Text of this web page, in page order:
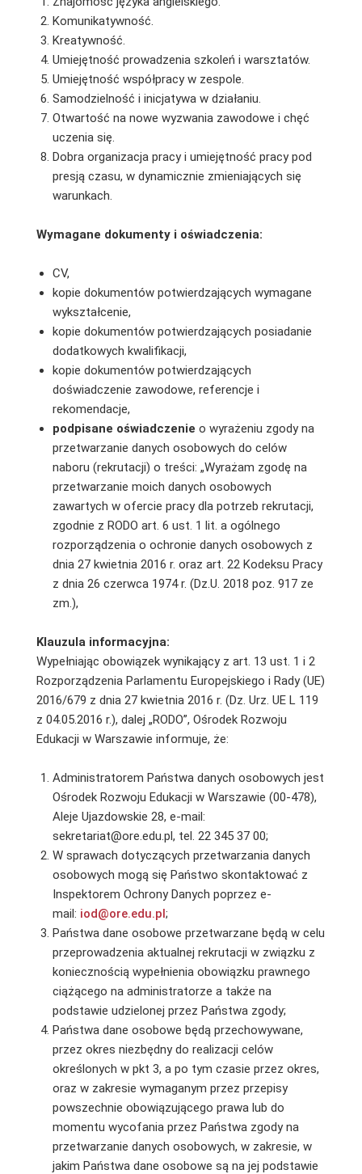
Komunikatywność.
Kreatywność.
Umiejętność prowadzenia szkoleń i warsztatów.
Umiejętność współpracy w zespole.
Samodzielność i inicjatywa w działaniu.
Otwartość na nowe wyzwania zawodowe i chęć
uczenia się.
Dobra organizacja pracy i umiejętność pracy pod
presją czasu, w dynamicznie zmieniających się
warunkach.
Wymagane dokumenty i oświadczenia:
CV,
kopie dokumentów potwierdzających wymagane
wykształcenie,
kopie dokumentów potwierdzających posiadanie
dodatkowych kwalifikacji,
kopie dokumentów potwierdzających
doświadczenie zawodowe, referencje i
rekomendacje,
podpisane oświadczenie o wyrażeniu zgody na
przetwarzanie danych osobowych do celów
naboru (rekrutacji) o treści: „Wyrażam zgodę na
przetwarzanie moich danych osobowych
zawartych w ofercie pracy dla potrzeb rekrutacji,
zgodnie z RODO art. 6 ust. 1 lit. a ogólnego
rozporządzenia o ochronie danych osobowych z
dnia 27 kwietnia 2016 r. oraz art. 22 Kodeksu Pracy
z dnia 26 czerwca 1974 r. (Dz.U. 2018 poz. 917 ze
zm.),
Klauzula informacyjna:
Wypełniając obowiązek wynikający z art. 13 ust. 1 i 2
Rozporządzenia Parlamentu Europejskiego i Rady (UE)
2016/679 z dnia 27 kwietnia 2016 r. (Dz. Urz. UE L 119
z 04.05.2016 r.), dalej „RODO”, Ośrodek Rozwoju
Edukacji w Warszawie informuje, że:
Administratorem Państwa danych osobowych jest
Ośrodek Rozwoju Edukacji w Warszawie (00-478),
Aleje Ujazdowskie 28, e-mail:
sekretariat@ore.edu.pl, tel. 22 345 37 00;
W sprawach dotyczących przetwarzania danych
osobowych mogą się Państwo skontaktować z
Inspektorem Ochrony Danych poprzez e-
mail: iod@ore.edu.pl;
Państwa dane osobowe przetwarzane będą w celu
przeprowadzenia aktualnej rekrutacji w związku z
koniecznością wypełnienia obowiązku prawnego
ciążącego na administratorze a także na
podstawie udzielonej przez Państwa zgody;
Państwa dane osobowe będą przechowywane,
przez okres niezbędny do realizacji celów
określonych w pkt 3, a po tym czasie przez okres,
oraz w zakresie wymaganym przez przepisy
powszechnie obowiązującego prawa lub do
momentu wycofania przez Państwa zgody na
przetwarzanie danych osobowych, w zakresie, w
jakim Państwa dane osobowe są na jej podstawie